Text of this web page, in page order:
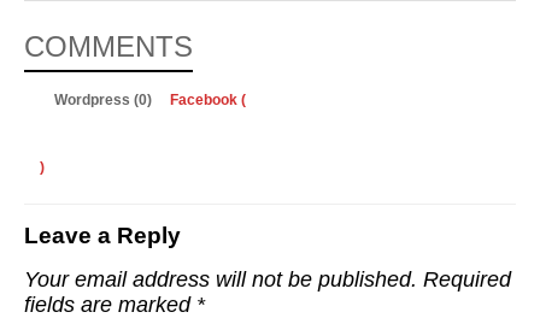
COMMENTS
Wordpress (0) Facebook (
)
Leave a Reply
Your email address will not be published. Required
fields are marked *